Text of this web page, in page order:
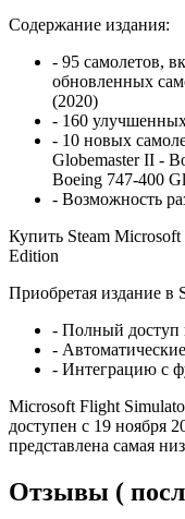
Содержание издания:
- 95 самолетов,
обновленных
(2020)
- 160
- 10 новых
Globemaster II -
Boeing 747-400
- Возможность
Купить Steam
Edition
Приобретая издание в
- Полный доступ
-
- Интеграцию с
Microsoft Flight
доступен с 19 ноября
представлена самая
Отзывы (